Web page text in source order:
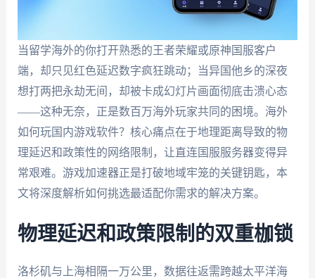
当留学海外的你打开熟悉的王者荣耀或原神国服客户
端，却只见红色延迟数字疯狂跳动；当异国他乡的深夜
想打两把永劫无间，却被卡成幻灯片画面彻底击溃心态
——这种无奈，正是数百万海外玩家共同的困境。海外
如何玩国内游戏软件？核心痛点在于地理距离导致的物
理延迟和政策性的网络限制，让直连国服服务器变得异
常艰难。游戏加速器正是打破地域牢笼的关键钥匙，本
文将深度解析如何挑选最适配你需求的解决方案。
物理延迟和政策限制的双重枷锁
洛杉矶与上海相隔一万公里，数据往返需跨越太平洋海